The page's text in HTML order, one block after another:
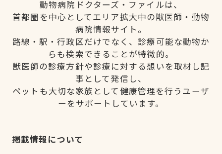
動物病院ドクターズ・ファイルは、
首都圏を中心としてエリア拡大中の獣医師・動物
病院情報サイト。
路線・駅・行政区だけでなく、診療可能な動物か
らも検索できることが特徴的。
獣医師の診療方針や診療に対する想いを取材し記
事として発信し、
ペットも大切な家族として健康管理を行うユーザ
ーをサポートしています。
掲載情報について